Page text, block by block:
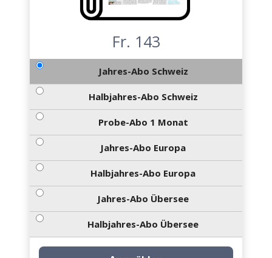
Fr. 143
Jahres-Abo Schweiz
Halbjahres-Abo Schweiz
Probe-Abo 1 Monat
Jahres-Abo Europa
Halbjahres-Abo Europa
Jahres-Abo Übersee
Halbjahres-Abo Übersee